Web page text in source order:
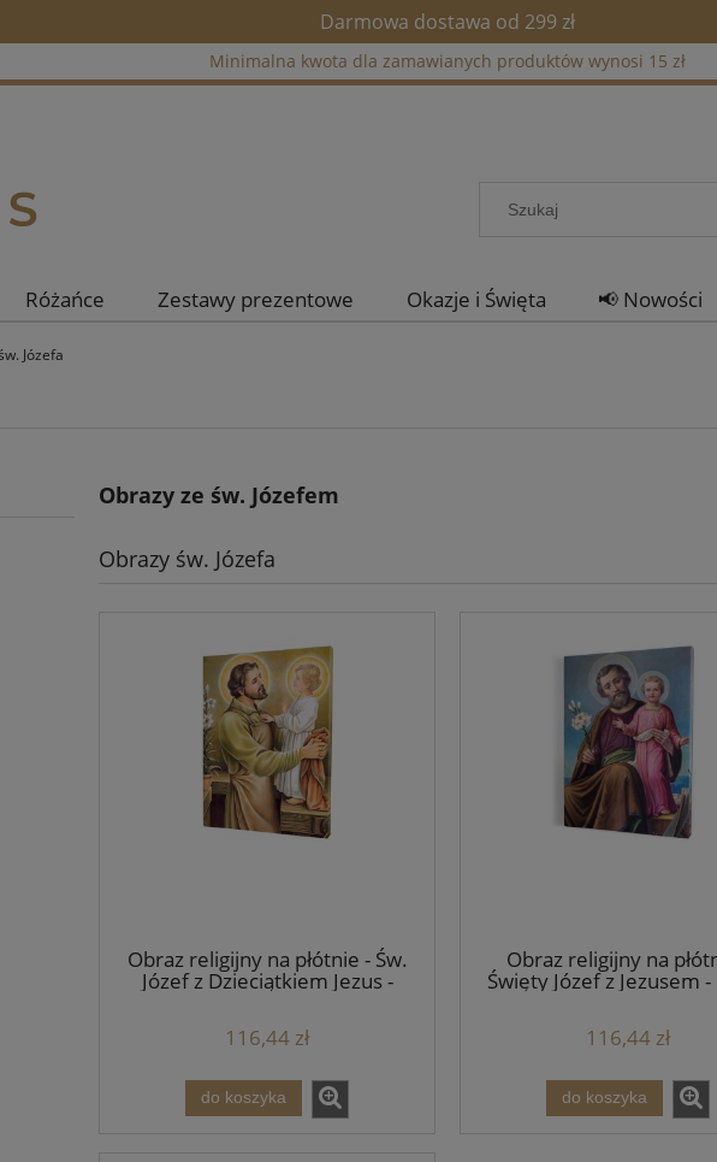
Darmowa dostawa od 299 zł
Minimalna kwota dla zamawianych produktów wynosi 15 zł
Różańce Zestawy prezentowe Okazje i Święta 📢 Nowości
Józefa
Obrazy ze św. Józefem
Obrazy św. Józefa
Obraz religijny na płótnie - Św.
Józef z Dzieciątkiem Jezus -
116,44 zł
do koszyka
Obraz religijny na
Święty Józef z Jezusem
116,44 zł
do koszyka